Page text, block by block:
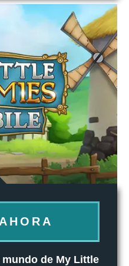
de My Little